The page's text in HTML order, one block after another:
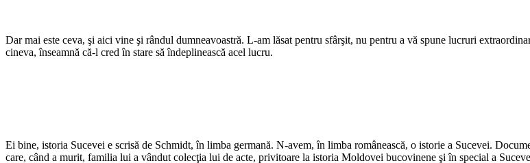
Dar mai este ceva, şi aici vine şi rândul dumneavoastră. L-am lăsat pentru sfârşit, nu pentru a vă spune lu­cruri
cineva, înseamnă că-l cred în stare să îndeplinească acel lucru.
Ei bine, istoria Sucevei e scrisă de Schmidt, în limba germană. N-avem, în limba românească, o istorie a Sucevei.
care, când a murit, familia lui a vândut colecţia lui de acte, privitoare la istoria Moldovei bucovinene şi în special a